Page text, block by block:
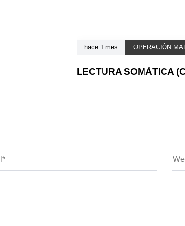
hace 1 mes OPERACIÓN
LECTURA SOMÁTICA